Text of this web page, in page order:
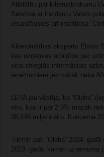
Atbildību par kiberuzbrukumu
Saistībā ar incidentu Valsts
iesaistījusies arī institūcija
Kiberdrošības eksperts Elviss
kas uzņēmies atbildību par
viņa sniegtās informācijas
ieņēmumiem jeb vairāk nekā
LETA jau vēstīja, ka “Olpha”
eiro, kas ir par 2,9% mazāk
38,648 miljoni eiro. Koncerna
Tikmēr pati “Olpha” 2024.
2023. gadā, kamēr uzņēmuma